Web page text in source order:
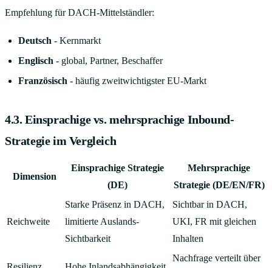
Empfehlung für DACH-Mittelständler:
Deutsch - Kernmarkt
Englisch - global, Partner, Beschaffer
Französisch - häufig zweitwichtigster EU-Markt
4.3. Einsprachige vs. mehrsprachige Inbound-
Strategie im Vergleich
Dimension
Einsprachige Strategie
(DE)
Mehrsprachige
Strategie (DE/EN/FR)
Reichweite
Starke Präsenz in DACH,
limitierte Auslands-
Sichtbarkeit
Sichtbar in DACH,
UKI, FR mit gleichen
Inhalten
Nachfrage verteilt über